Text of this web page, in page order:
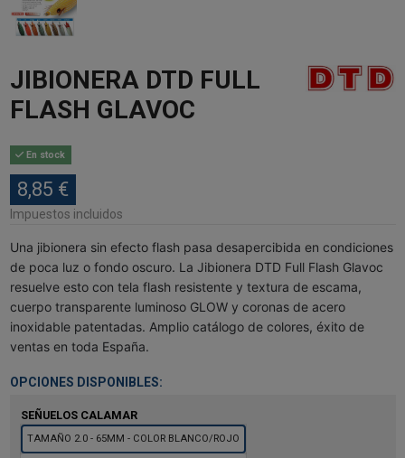
JIBIONERA DTD FULL
FLASH GLAVOC
En stock
8,85 €
Impuestos incluidos
Una jibionera sin efecto flash pasa desapercibida en condiciones
de poca luz o fondo oscuro. La Jibionera DTD Full Flash Glavoc
resuelve esto con tela flash resistente y textura de escama,
cuerpo transparente luminoso GLOW y coronas de acero
inoxidable patentadas. Amplio catálogo de colores, éxito de
ventas en toda España.
OPCIONES DISPONIBLES:
SEÑUELOS CALAMAR
TAMAÑO 2.0 - 65MM - COLOR BLANCO/ROJO